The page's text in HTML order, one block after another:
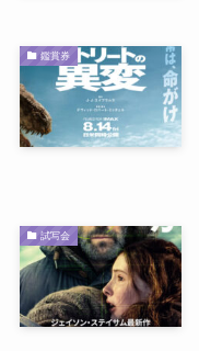
鑑賞券
試写会